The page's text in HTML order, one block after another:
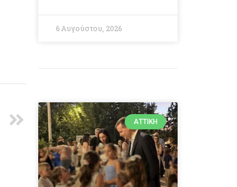
6 Αυγούστου, 2026
ΑΤΤΙΚΉ